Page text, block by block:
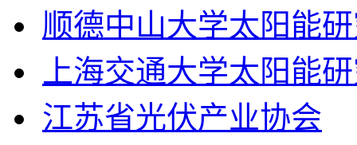
顺德中山大学太阳能
上海交通大学太阳能
江苏省光伏产业协会